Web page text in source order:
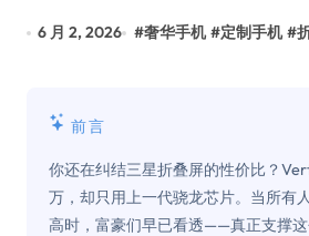
6 月 2, 2026 #奢华手机 #定制手机 #
前言
你还在纠结三星折叠屏的性价比？
万，却只用上一代骁龙芯片。当所有
高时，富豪们早已看透——真正支撑